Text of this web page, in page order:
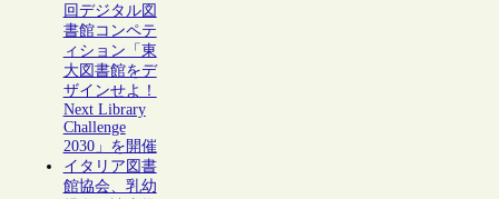
回デジタル図
書館コンペテ
ィション「東
大図書館をデ
ザインせよ！
Next Library
Challenge
2030」を開催
イタリア図書
館協会、乳幼